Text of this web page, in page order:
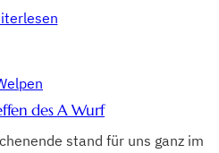
des A Wurf
stand für uns ganz im